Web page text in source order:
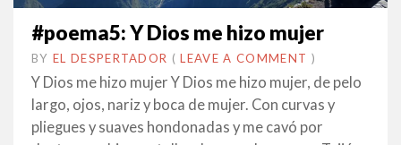
#poema5: Y Dios me hizo mujer
BY EL DESPERTADOR ON
25
NOVEMBRE
•(LEAVE A COMMENT )
Y Dios me hizo mujer Y Dios me hizo mujer, de pelo
largo, ojos, nariz y boca de mujer. Con curvas y
pliegues y suaves hondonadas y me cavó por